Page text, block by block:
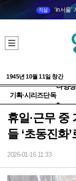
직설 ‘in서울
1945년 10월 11일 창간
기획·시리즈단독
다양성
+
휴일·근무
들 ‘초동진화
2026-01-16 11:33